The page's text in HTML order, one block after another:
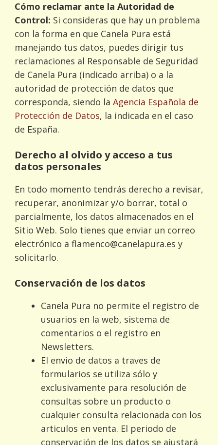
Cómo reclamar ante la Autoridad de
Control: Si consideras que hay un problema
con la forma en que Canela Pura está
manejando tus datos, puedes dirigir tus
reclamaciones al Responsable de Seguridad
de Canela Pura (indicado arriba) o a la
autoridad de protección de datos que
corresponda, siendo la Agencia Española de
Protección de Datos, la indicada en el caso
de España.
Derecho al olvido y acceso a tus
datos personales
En todo momento tendrás derecho a revisar,
recuperar, anonimizar y/o borrar, total o
parcialmente, los datos almacenados en el
Sitio Web. Solo tienes que enviar un correo
electrónico a flamenco@canelapura.es y
solicitarlo.
Conservación de los datos
Canela Pura no permite el registro de
usuarios en la web, sistema de
comentarios o el registro en
Newsletters.
El envio de datos a traves de
formularios se utiliza sólo y
exclusivamente para resolución de
consultas sobre un producto o
cualquier consulta relacionada con los
articulos en venta. El periodo de
conservación de los datos se ajustará